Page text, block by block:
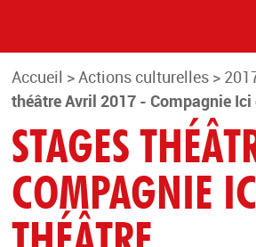
Accueil > Actions culturelles >
théâtre Avril 2017 - Compagnie
STAGES
COMPAGNIE